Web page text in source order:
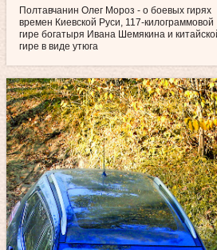
Полтавчанин Олег Мороз - о боевых гирях
времен Киевской Руси, 117‑килограммовой
гире богатыря Ивана Шемякина и
гире в виде утюга